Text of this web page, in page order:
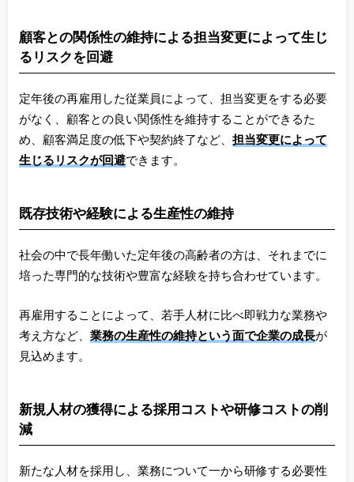
顧客との関係性の維持による担当変更によって生じ
るリスクを回避
定年後の再雇用した従業員によって、担当変更をする必要
がなく、顧客との良い関係性を維持することができるた
め、顧客満足度の低下や契約終了など、 担当変更によって
生じるリスクが回避できます。
既存技術や経験による生産性の維持
社会の中で長年働いた定年後の高齢者の方は、それまでに
培った専門的な技術や豊富な経験を持ち合わせています。
再雇用することによって、若手人材に比べ即戦力な業務や
考え方など、 業務の生産性の維持という面で企業の成長が
見込めます。
新規人材の獲得による採用コストや研修コストの削
減
新たな人材を採用し、業務について一から研修する必要性